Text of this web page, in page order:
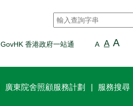
搜尋 *
GovHK 香港政府一站通 A A A
廣東院舍照顧服務計劃 服務搜尋